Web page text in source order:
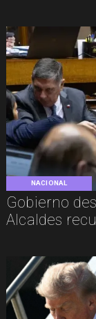
NACIONAL
Gobierno
Alcaldes